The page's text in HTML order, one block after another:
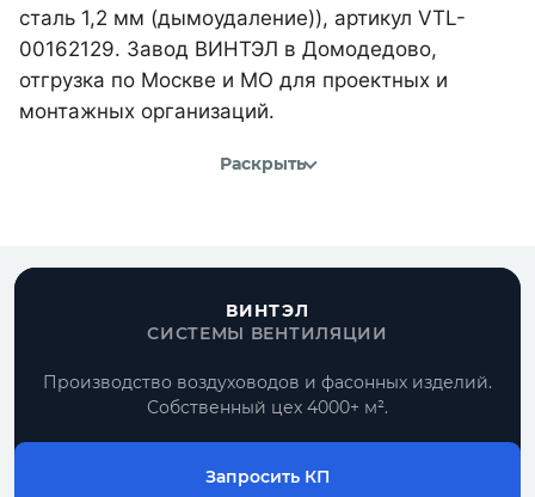
сталь 1,2 мм (дымоудаление)), артикул VTL-
00162129. Завод ВИНТЭЛ в Домодедово,
отгрузка по Москве и МО для проектных и
монтажных организаций.
Раскрыть
ВИНТЭЛ
СИСТЕМЫ ВЕНТИЛЯЦИИ
Производство воздуховодов и фасонных изделий.
Собственный цех 4000+ м².
Запросить КП